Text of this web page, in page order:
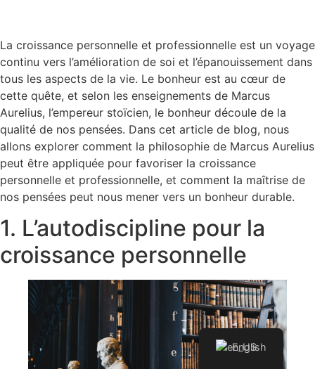
La croissance personnelle et professionnelle est un voyage
continu vers l’amélioration de soi et l’épanouissement dans
tous les aspects de la vie. Le bonheur est au cœur de
cette quête, et selon les enseignements de Marcus
Aurelius, l’empereur stoïcien, le bonheur découle de la
qualité de nos pensées. Dans cet article de blog, nous
allons explorer comment la philosophie de Marcus Aurelius
peut être appliquée pour favoriser la croissance
personnelle et professionnelle, et comment la maîtrise de
nos pensées peut nous mener vers un bonheur durable.
1. L’autodiscipline pour la
croissance personnelle
English